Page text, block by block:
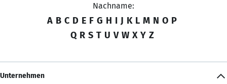
Nachname:
A B C D E F G H I J K L M N O P
Q R S T U V W X Y Z
Unternehmen